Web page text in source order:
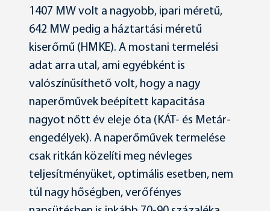
1407 MW volt a nagyobb, ipari méretű,
642 MW pedig a háztartási méretű
kiserőmű (HMKE). A mostani termelési
adat arra utal, ami egyébként is
valószínűsíthető volt, hogy a nagy
naperőművek beépített kapacitása
nagyot nőtt év eleje óta (KÁT- és Metár-
engedélyek). A naperőművek termelése
csak ritkán közelíti meg névleges
teljesítményüket, optimális esetben, nem
túl nagy hőségben, verőfényes